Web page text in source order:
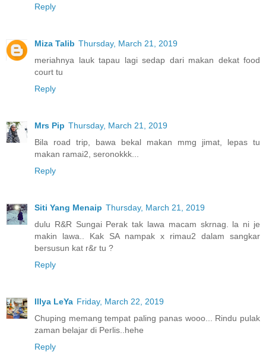
Reply
Miza Talib Thursday, March 21, 2019
meriahnya lauk tapau lagi sedap dari makan dekat food
court tu
Reply
Mrs Pip Thursday, March 21, 2019
Bila road trip, bawa bekal makan mmg jimat, lepas tu
makan ramai2, seronokkk...
Reply
Siti Yang Menaip Thursday, March 21, 2019
dulu R&R Sungai Perak tak lawa macam skrnag. la ni je
makin lawa.. Kak SA nampak x rimau2 dalam sangkar
bersusun kat r&r tu ?
Reply
Illya LeYa Friday, March 22, 2019
Chuping memang tempat paling panas wooo... Rindu pulak
zaman belajar di Perlis..hehe
Reply